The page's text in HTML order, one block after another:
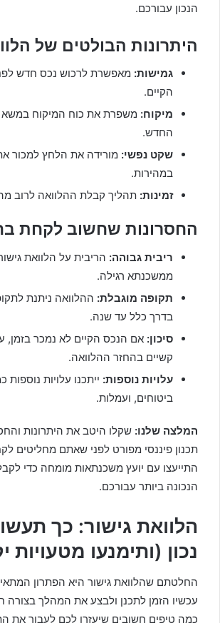
הנכון עבורכם.
היתרונות הבולטים של
גמישות: מאפשרת לרכוש נכס חדש
הקיים.
מיקוח: משפרת את כוח המיקוח במשא
החדש.
שקט נפשי: מורידה את הלחץ למכור
במהירות.
זמינות: תהליך קבלת ההלוואה לרוב
החסרונות שחשוב לקחת
ריבית גבוהה: הריבית על הלוואת
ממשכנתא רגילה.
תקופה מוגבלת: ההלוואה ניתנת
בדרך כלל עד שנה.
סיכון: אם הנכס הקיים לא נמכר בזמן,
קשיים בהחזר ההלוואה.
עלויות נוספות: ייתכנו עלויות
ביטוחים, ועמלות.
המלצה שלנו: שקלו היטב את היתרונות
תכנון פיננסי מפורט לפני שאתם מחליטים
התייעצו עם יועץ משכנתאות מומחה כדי
הנכונה ביותר עבורכם.
הלוואת גישור: כך
נכון (ותימנעו מטעויות
החלטתם שהלוואת גישור היא הפתרון
עכשיו הזמן לתכנן ולבצע את המהלך בצורה
כמה טיפים חשובים שיעזרו לכם לעבור את